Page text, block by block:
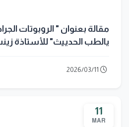
مقالة بعنوان " الروبوتات
يالطب الحدييث" للأستاذة
11
MAR